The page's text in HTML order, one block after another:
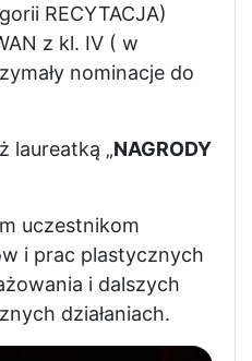
RECYTACJA)
z kl. IV ( w
nominacje do
laureatką „NAGRODY
uczestnikom
i prac plastycznych
i dalszych
działaniach.